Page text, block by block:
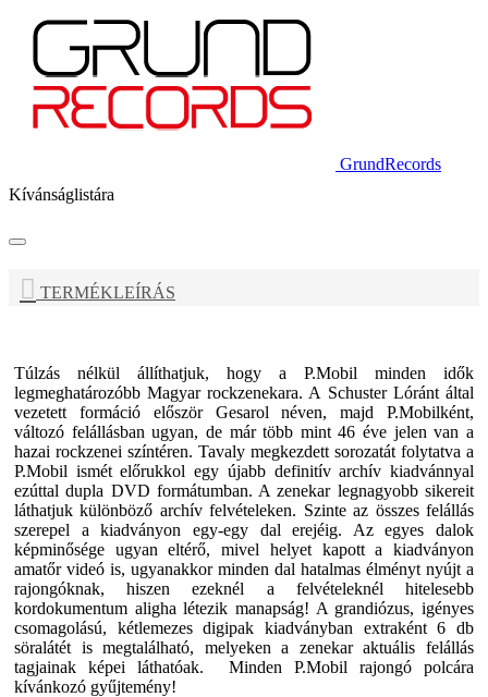
GrundRecords
Kívánságlistára
TERMÉKLEÍRÁS
Túlzás nélkül állíthatjuk, hogy a P.Mobil minden idők
legmeghatározóbb Magyar rockzenekara. A Schuster Lóránt által
vezetett formáció először Gesarol néven, majd P.Mobilként,
változó felállásban ugyan, de már több mint 46 éve jelen van a
hazai rockzenei színtéren. Tavaly megkezdett sorozatát folytatva a
P.Mobil ismét előrukkol egy újabb definitív archív kiadvánnyal
ezúttal dupla DVD formátumban. A zenekar legnagyobb sikereit
láthatjuk különböző archív felvételeken. Szinte az összes felállás
szerepel a kiadványon egy-egy dal erejéig. Az egyes dalok
képminősége ugyan eltérő, mivel helyet kapott a kiadványon
amatőr videó is, ugyanakkor minden dal hatalmas élményt nyújt a
rajongóknak, hiszen ezeknél a felvételeknél hitelesebb
kordokumentum aligha létezik manapság! A grandiózus, igényes
csomagolású, kétlemezes digipak kiadványban extraként 6 db
söralátét is megtalálható, melyeken a zenekar aktuális felállás
tagjainak képei láthatóak. Minden P.Mobil rajongó polcára
kívánkozó gyűjtemény!